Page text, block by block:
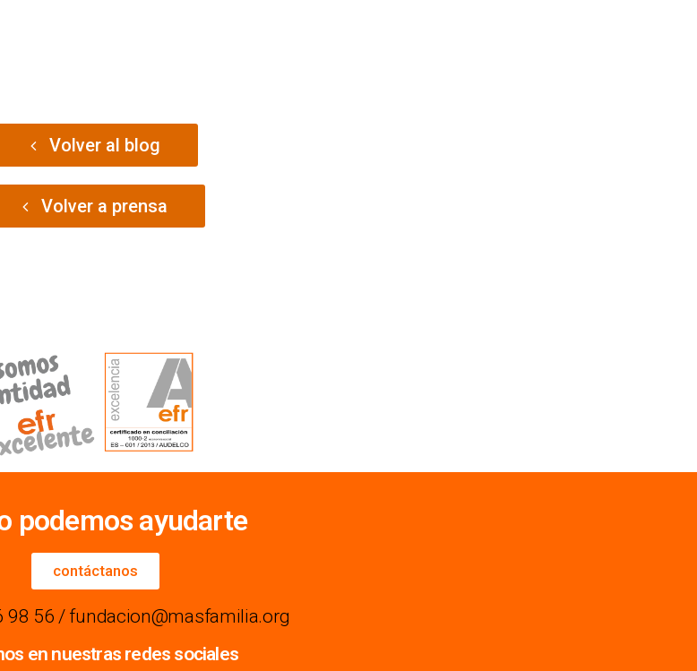
Volver al blog
Volver a prensa
podemos ayudarte
contáctanos
98 56 / fundacion@masfamilia.org
en nuestras redes sociales